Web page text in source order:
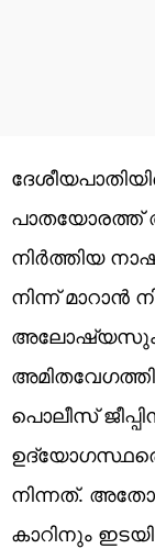
നിർത്തിയ
നിന്ന്
അലോഷ്യസും.
പൊലീസ്
ഉദ്യോഗസ്ഥരെ
നിന്നത്.
കാറിനും